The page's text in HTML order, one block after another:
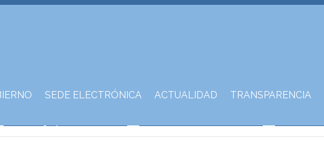
SEDE ELECTRÓNICA ACTUALIDAD TRANSPARENCIA